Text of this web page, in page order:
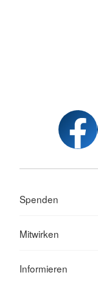
Spenden
Mitwirken
Informieren